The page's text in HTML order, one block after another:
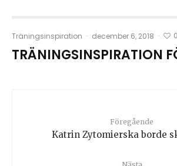
Träningsinspiration · december 6, 2018 · 0
TRÄNINGSINSPIRATION
Föregående
Katrin Zytomierska borde